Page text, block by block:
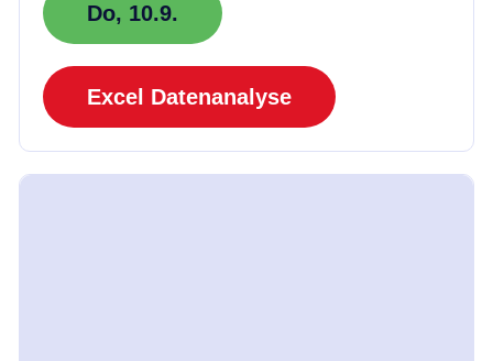
Do, 10.9.
Excel Datenanalyse